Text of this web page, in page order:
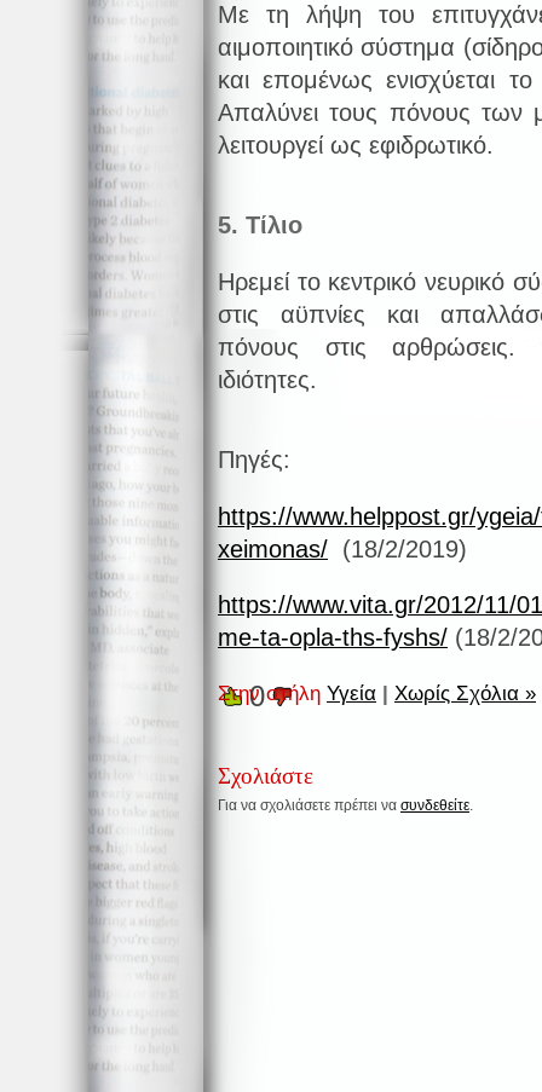
Με τη λήψη του
αιμοποιητικό σύστημα
και επομένως ενισχύεται
Απαλύνει τους πόνους των
λειτουργεί ως εφιδρωτικό.
5. Τίλιο
Ηρεμεί το κεντρικό νευρικό
στις αϋπνίες και
πόνους στις αρθρώσεις.
ιδιότητες.
Πηγές:
https://www.helppost.gr/
xeimonas/ (18/2/2019)
https://www.vita.gr/2012/11/
me-ta-opla-ths-fyshs/ (18/2/
Στην στήλη Υγεία | Χωρίς Σχόλια »
0
Σχολιάστε
Για να σχολιάσετε πρέπει να συνδεθείτε.